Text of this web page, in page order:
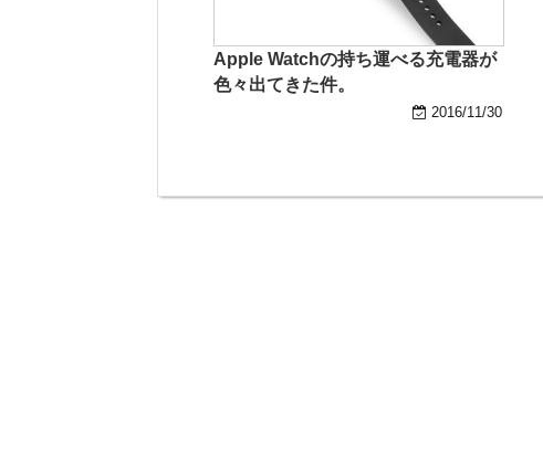
Apple Watchの持ち運べる充電器が
色々出てきた件。
2016/11/30